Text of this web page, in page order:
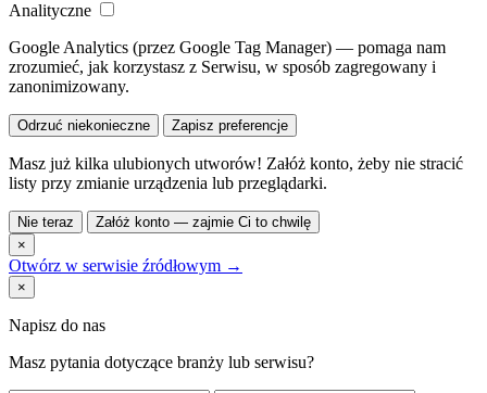
Analityczne
Google Analytics (przez Google Tag Manager) — pomaga nam
zrozumieć, jak korzystasz z Serwisu, w sposób zagregowany i
zanonimizowany.
Odrzuć niekonieczne Zapisz preferencje
Masz już kilka ulubionych utworów! Załóż konto, żeby nie stracić
listy przy zmianie urządzenia lub przeglądarki.
Nie teraz
Załóż konto — zajmie Ci to chwilę
×
Otwórz w serwisie źródłowym →
×
Napisz do nas
Masz pytania dotyczące branży lub serwisu?